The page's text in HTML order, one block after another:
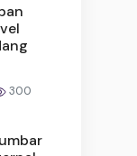
300